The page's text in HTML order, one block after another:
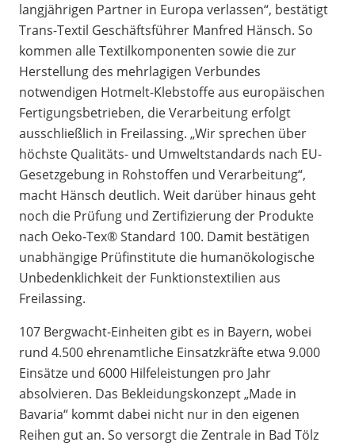
langjährigen Partner in Europa verlassen“, bestätigt
Trans-Textil Geschäftsführer Manfred Hänsch. So
kommen alle Textilkomponenten sowie die zur
Herstellung des mehrlagigen Verbundes
notwendigen Hotmelt-Klebstoffe aus europäischen
Fertigungsbetrieben, die Verarbeitung erfolgt
ausschließlich in Freilassing. „Wir sprechen über
höchste Qualitäts- und Umweltstandards nach EU-
Gesetzgebung in Rohstoffen und Verarbeitung“,
macht Hänsch deutlich. Weit darüber hinaus geht
noch die Prüfung und Zertifizierung der Produkte
nach Oeko-Tex® Standard 100. Damit bestätigen
unabhängige Prüfinstitute die humanökologische
Unbedenklichkeit der Funktionstextilien aus
Freilassing.
107 Bergwacht-Einheiten gibt es in Bayern, wobei
rund 4.500 ehrenamtliche Einsatzkräfte etwa 9.000
Einsätze und 6000 Hilfeleistungen pro Jahr
absolvieren. Das Bekleidungskonzept „Made in
Bavaria“ kommt dabei nicht nur in den eigenen
Reihen gut an. So versorgt die Zentrale in Bad Tölz